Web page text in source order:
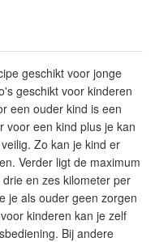
geschikt voor jonge
geschikt voor kinderen
een ouder kind is een
voor een kind plus je kan
Zo kan je kind er
Verder ligt de maximum
en zes kilometer per
je als ouder geen zorgen
kinderen kan je zelf
Bij andere